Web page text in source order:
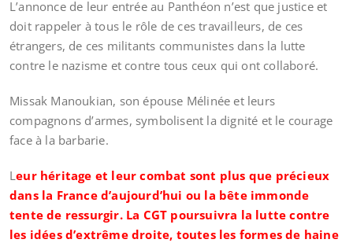
L’annonce de leur entrée au Panthéon n’est que justice et
doit rappeler à tous le rôle de ces travailleurs, de ces
étrangers, de ces militants communistes dans la lutte
contre le nazisme et contre tous ceux qui ont collaboré.
Missak Manoukian, son épouse Mélinée et leurs
compagnons d’armes, symbolisent la dignité et le courage
face à la barbarie.
Leur héritage et leur combat sont plus que précieux
dans la France d’aujourd’hui ou la bête immonde
tente de ressurgir. La CGT poursuivra la lutte contre
les idées d’extrême droite, toutes les formes de haine